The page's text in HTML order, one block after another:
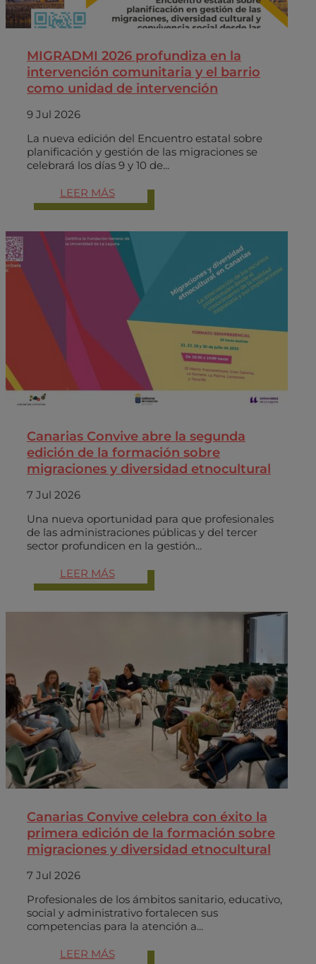
MIGRADMI 2026 profundiza en la
intervención comunitaria y el barrio
como unidad de intervención
9 Jul 2026
La nueva edición del Encuentro estatal sobre
planificación y gestión de las migraciones se
celebrará los días 9 y 10 de...
LEER MÁS
Canarias Convive abre la segunda
edición de la formación sobre
migraciones y diversidad etnocultural
7 Jul 2026
Una nueva oportunidad para que profesionales
de las administraciones públicas y del tercer
sector profundicen en la gestión...
LEER MÁS
Canarias Convive celebra con éxito la
primera edición de la formación sobre
migraciones y diversidad etnocultural
7 Jul 2026
Profesionales de los ámbitos sanitario, educativo,
social y administrativo fortalecen sus
competencias para la atención a...
LEER MÁS